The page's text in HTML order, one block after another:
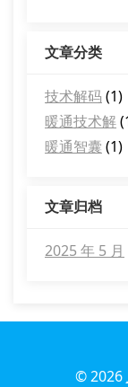
文章分类
技术解码 (1)
暖通技术解
暖通智囊 (1)
文章归档
2025 年 5 月
© 2026